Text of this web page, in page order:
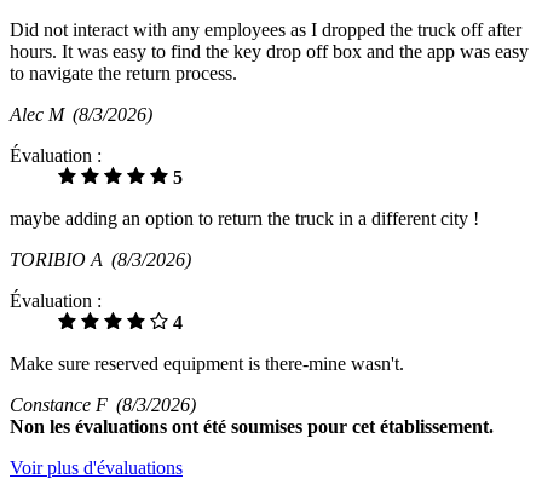
Did not interact with any employees as I dropped the truck off after
hours. It was easy to find the key drop off box and the app was easy
to navigate the return process.
Alec M (8/3/2026)
Évaluation :
5
maybe adding an option to return the truck in a different city !
TORIBIO A (8/3/2026)
Évaluation :
4
Make sure reserved equipment is there-mine wasn't.
Constance F (8/3/2026)
Non les évaluations ont été soumises pour cet établissement.
Voir plus d'évaluations